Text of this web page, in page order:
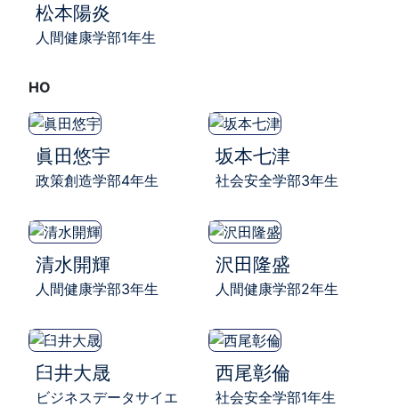
松本陽炎
人間健康学部1年生
HO
眞田悠宇
政策創造学部4年生
坂本七津
社会安全学部3年生
清水開輝
人間健康学部3年生
沢田隆盛
人間健康学部2年生
臼井大晟
ビジネスデータサイエ
西尾彰倫
社会安全学部1年生